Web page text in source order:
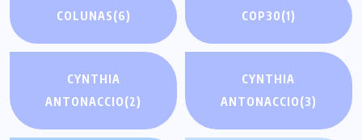
COLUNAS(6) COP30(1)
CYNTHIA
ANTONACCIO(2)
CYNTHIA
ANTONACCIO(3)